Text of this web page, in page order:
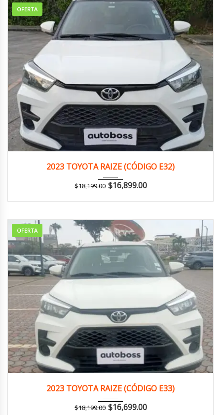
OFERTA
120,000 km
2023 TOYOTA RAIZE (CÓDIGO E32)
$18,199.00 $16,899.00
OFERTA
2023 TOYOTA RAIZE (CÓDIGO E33)
$18,199.00 $16,699.00